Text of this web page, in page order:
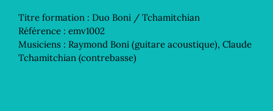
Titre formation : Duo Boni / Tchamitchian
Référence : emv1002
Musiciens : Raymond Boni (guitare acoustique), Claude
Tchamitchian (contrebasse)